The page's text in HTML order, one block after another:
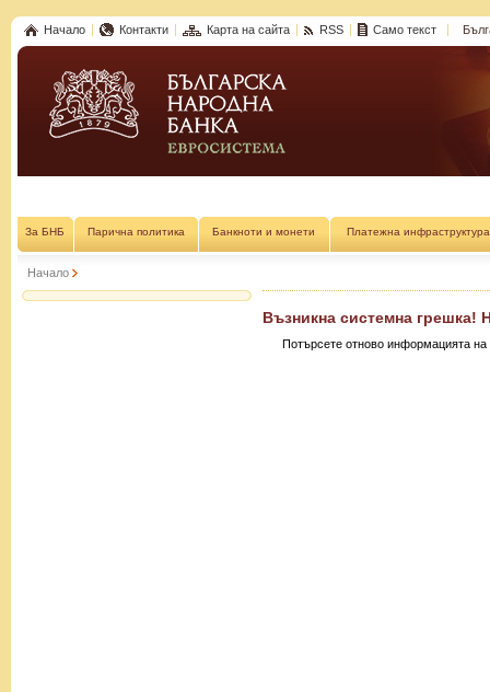
Начало Контакти Карта на сайта RSS Само текст
За БНБ Парична политика Банкноти и монети Платежна инфраструктура
Начало
Възникна системна грешка!
Потърсете отново информацията на